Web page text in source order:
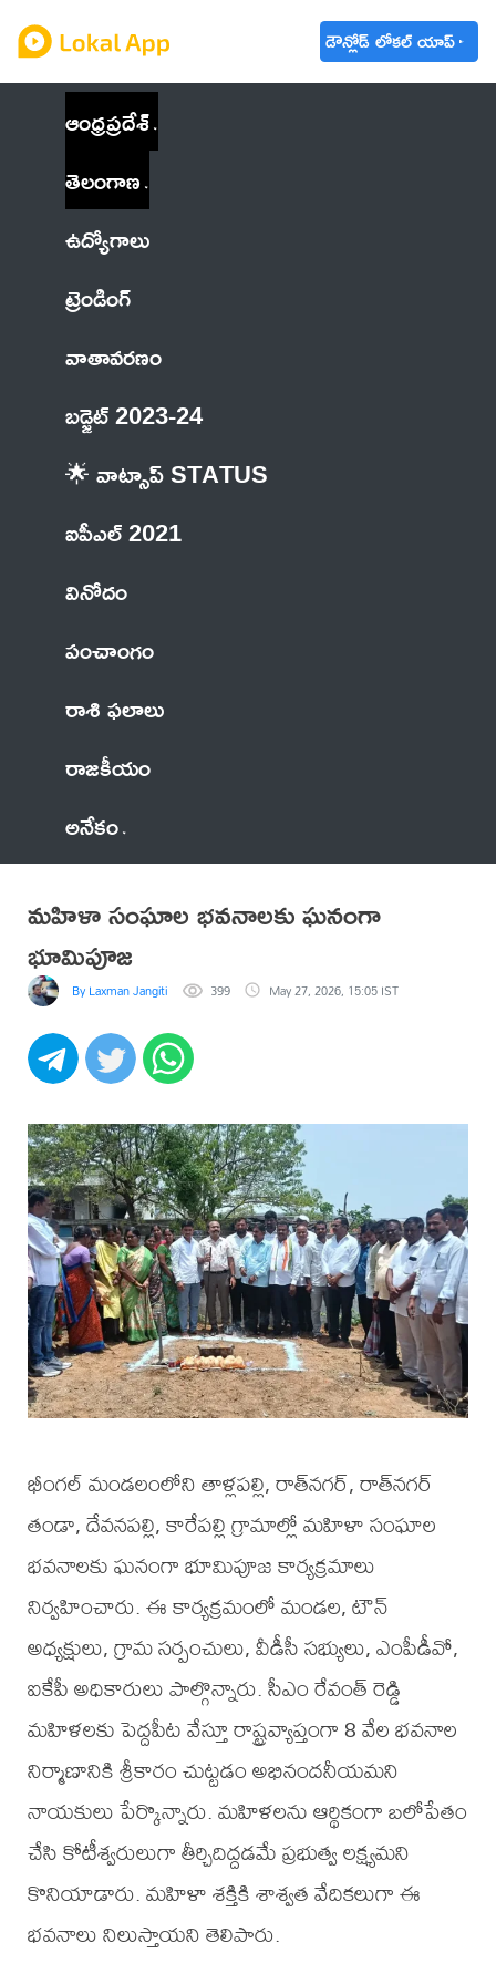
డౌన్లోడ్ లోకల్ యాప్
ఆంధ్రప్రదేశ్
తెలంగాణ
ఉద్యోగాలు
ట్రెండింగ్
వాతావరణం
బడ్జెట్ 2023-24
🌟 వాట్సాప్ STATUS
ఐపీఎల్ 2021
వినోదం
పంచాంగం
రాశి ఫలాలు
రాజకీయం
అనేకం
మహిళా సంఘాల భవనాలకు ఘనంగా
భూమిపూజ
By Laxman Jangiti 399 May 27, 2026, 15:05 IST
భీంగల్ మండలంలోని తాళ్లపల్లి, రాత్‌నగర్, రాత్‌నగర్
తండా, దేవనపల్లి, కారేపల్లి గ్రామాల్లో మహిళా సంఘాల
భవనాలకు ఘనంగా భూమిపూజ కార్యక్రమాలు
నిర్వహించారు. ఈ కార్యక్రమంలో మండల, టౌన్
అధ్యక్షులు, గ్రామ సర్పంచులు, వీడీసీ సభ్యులు, ఎంపీడీవో,
ఐకేపీ అధికారులు పాల్గొన్నారు. సీఎం రేవంత్ రెడ్డి
మహిళలకు పెద్దపీట వేస్తూ రాష్ట్రవ్యాప్తంగా 8 వేల భవనాల
నిర్మాణానికి శ్రీకారం చుట్టడం అభినందనీయమని
నాయకులు పేర్కొన్నారు. మహిళలను ఆర్థికంగా బలోపేతం
చేసి కోటీశ్వరులుగా తీర్చిదిద్దడమే ప్రభుత్వ లక్ష్యమని
కొనియాడారు. మహిళా శక్తికి శాశ్వత వేదికలుగా ఈ
భవనాలు నిలుస్తాయని తెలిపారు.